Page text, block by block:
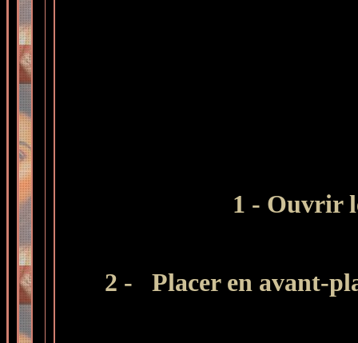
1 - Ouvrir
2 - Placer en avant-